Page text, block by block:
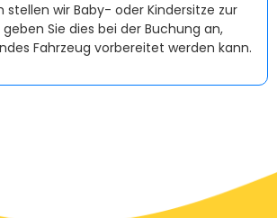
stellen wir Baby- oder Kindersitze zur
Sie dies bei der Buchung an,
Fahrzeug vorbereitet werden kann.